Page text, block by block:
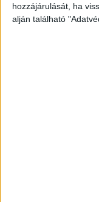
hozzájárulását, ha
alján található